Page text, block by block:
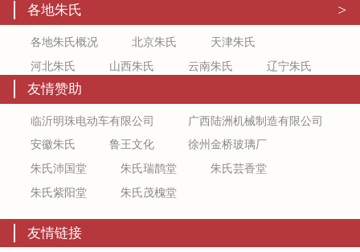
各地朱氏 >
各地朱氏概况 北京朱氏
天津朱氏
河北朱氏
山西朱氏 云南朱氏
辽宁朱氏
吉林朱氏
浙江朱氏
安徽朱氏 福建朱氏
江西朱氏
山东朱氏
陕西朱氏 甘肃朱氏
宁夏朱氏
青海朱氏
黑龙江朱氏 河南朱氏
湖南朱氏
广东朱氏
西藏朱氏
友情赞助
临沂明珠电动车有限公司
广西陆洲机械制造有限公司
安徽朱氏
鲁王文化
徐州金桥玻璃厂
朱氏沛国堂
朱氏瑞鹊堂
朱氏芸香堂
朱氏紫阳堂
朱氏茂槐堂
友情链接